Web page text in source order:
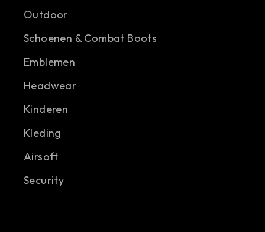
Outdoor
Schoenen & Combat Boots
Emblemen
Headwear
Kinderen
Kleding
Airsoft
Security